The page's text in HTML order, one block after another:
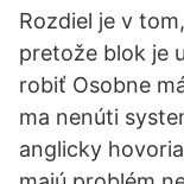
Rozdiel je v
pretože blok je
robiť Osobne
ma nenúti
anglicky